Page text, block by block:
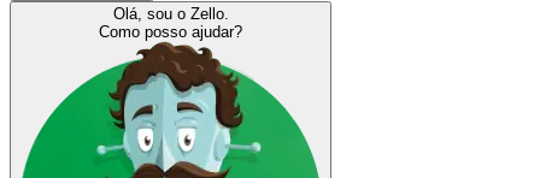
Olá, sou o Zello.
Como posso ajudar?